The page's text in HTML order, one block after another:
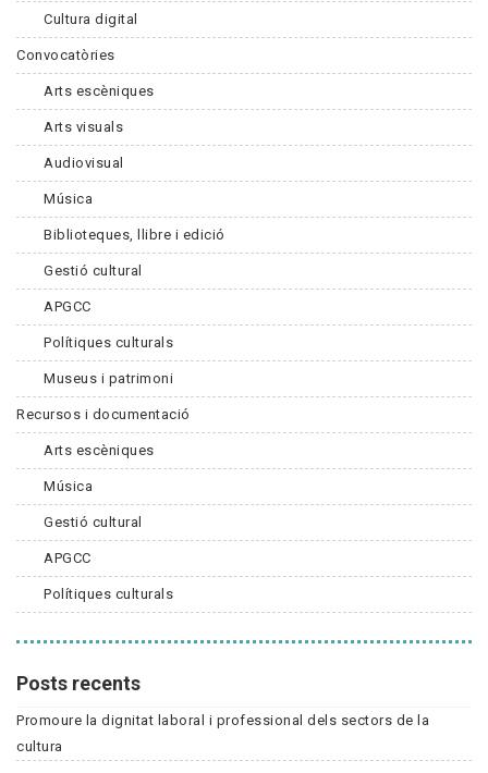
Cultura digital
Convocatòries
Arts escèniques
Arts visuals
Audiovisual
Música
Biblioteques, llibre i edició
Gestió cultural
APGCC
Polítiques culturals
Museus i patrimoni
Recursos i documentació
Arts escèniques
Música
Gestió cultural
APGCC
Polítiques culturals
Posts recents
Promoure la dignitat laboral i professional dels sectors de la
cultura